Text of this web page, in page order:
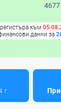
4677
към
данни за
г.